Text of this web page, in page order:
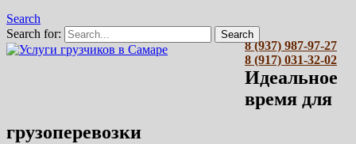
Search
Search for:
8 (937) 987-97-27
8 (917) 031-32-02
Идеальное
время для
грузоперевозки